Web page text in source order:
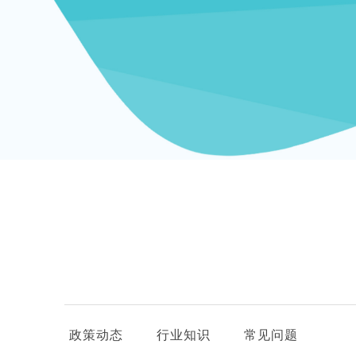
政策动态 行业知识 常见问题